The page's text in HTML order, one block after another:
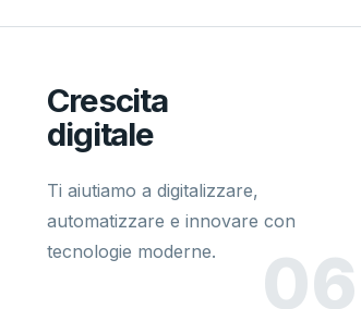
Crescita
digitale
Ti aiutiamo a digitalizzare,
automatizzare e innovare con
tecnologie moderne.